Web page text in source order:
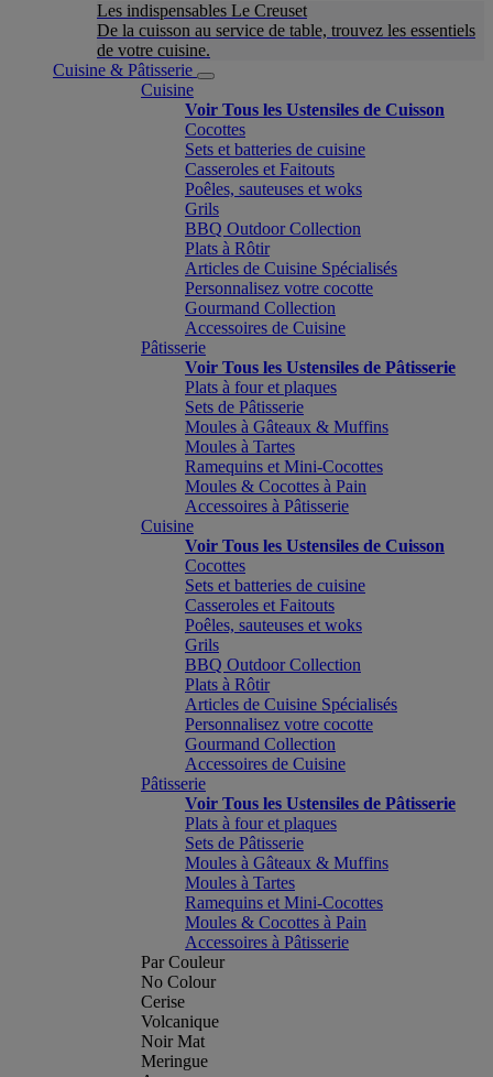
Les indispensables Le Creuset
De la cuisson au service de table, trouvez les essentiels
de votre cuisine.
Cuisine & Pâtisserie
Cuisine
Voir Tous les Ustensiles de Cuisson
Cocottes
Sets et batteries de cuisine
Casseroles et Faitouts
Poêles, sauteuses et woks
Grils
BBQ Outdoor Collection
Plats à Rôtir
Articles de Cuisine Spécialisés
Personnalisez votre cocotte
Gourmand Collection
Accessoires de Cuisine
Pâtisserie
Voir Tous les Ustensiles de Pâtisserie
Plats à four et plaques
Sets de Pâtisserie
Moules à Gâteaux & Muffins
Moules à Tartes
Ramequins et Mini-Cocottes
Moules & Cocottes à Pain
Accessoires à Pâtisserie
Cuisine
Voir Tous les Ustensiles de Cuisson
Cocottes
Sets et batteries de cuisine
Casseroles et Faitouts
Poêles, sauteuses et woks
Grils
BBQ Outdoor Collection
Plats à Rôtir
Articles de Cuisine Spécialisés
Personnalisez votre cocotte
Gourmand Collection
Accessoires de Cuisine
Pâtisserie
Voir Tous les Ustensiles de Pâtisserie
Plats à four et plaques
Sets de Pâtisserie
Moules à Gâteaux & Muffins
Moules à Tartes
Ramequins et Mini-Cocottes
Moules & Cocottes à Pain
Accessoires à Pâtisserie
Par Couleur
No Colour
Cerise
Volcanique
Noir Mat
Meringue